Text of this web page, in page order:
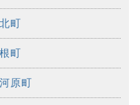
町
町
原町